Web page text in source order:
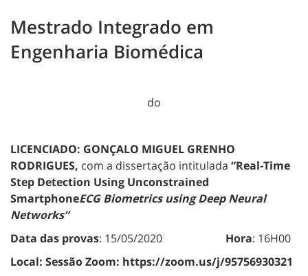
Mestrado Integrado em
Engenharia Biomédica
do
LICENCIADO: GONÇALO MIGUEL GRENHO
RODRIGUES, com a dissertação intitulada “Real-Time
Step Detection Using Unconstrained
SmartphoneECG Biometrics using Deep Neural
Networks”
Data das provas: 15/05/2020 Hora: 16H00
Local: Sessão Zoom: https://zoom.us/j/95756930321